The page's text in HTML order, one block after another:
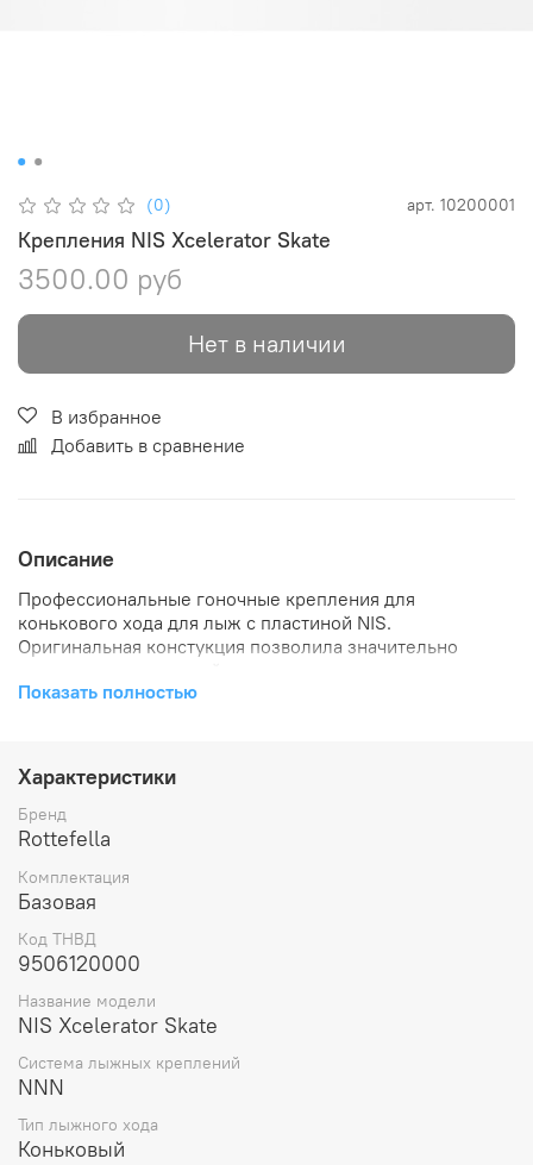
(0) арт. 10200001
Крепления NIS Xcelerator Skate
3500.00 руб
Нет в наличии
В избранное
Добавить в сравнение
Описание
Профессиональные гоночные крепления для
конькового хода для лыж с пластиной NIS.
Оригинальная констукция позволила значительно
Запатентованная система двойного флексора.
Фиксация: ручная
Непревзойдённая устойчивость Максимальный
контроль Эффективная передача энергии NIS –
Показать полностью
Характеристики
Бренд
Rottefella
Комплектация
Базовая
Код ТНВД
9506120000
Название модели
NIS Xcelerator Skate
Система лыжных креплений
NNN
Тип лыжного хода
Коньковый